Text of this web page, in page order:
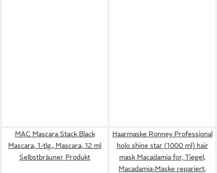
MAC Mascara Stack Black
Mascara, 1-tlg., Mascara, 12 ml
Selbstbräuner Produkt
Haarmaske Ronney Professional
holo shine star (1000 ml) hair
mask Macadamia for, Tiegel,
Macadamia-Maske repariert,